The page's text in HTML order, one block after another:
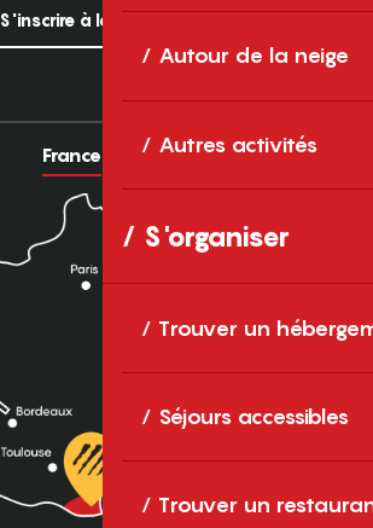
Autour de la neige
Autres activités
S'organiser
Trouver un
Séjours accessibles
Trouver un
S'inscrire à la newsletter
France Europe